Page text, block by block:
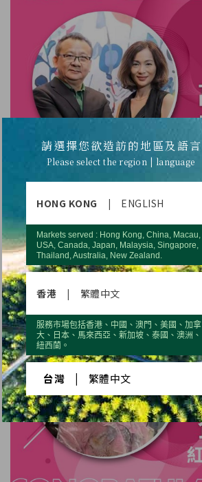
請選擇您欲造訪的地區及語言
Please select the region | language
HONG KONG | ENGLISH
Markets served : Hong Kong, China, Macau,
USA, Canada, Japan, Malaysia, Singapore,
Thailand, Australia, New Zealand.
香港 | 繁體中文
服務市場包括香港、中國、澳門、美國、加拿
大、日本、馬來西亞、新加坡、泰國、澳洲、
紐西蘭。
台灣 繁體中文